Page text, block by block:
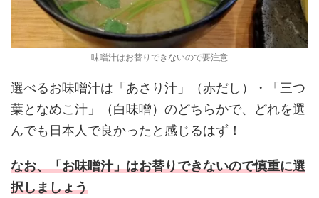
味噌汁はお替りできないので要注意
選べるお味噌汁は「あさり汁」（赤だし）・「三つ
葉となめこ汁」（白味噌）のどちらかで、どれを選
んでも日本人で良かったと感じるはず！
なお、「お味噌汁」はお替りできないので慎重に選
択しましょう